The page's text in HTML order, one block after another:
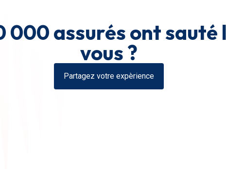
000 assurés ont sauté
vous ?
Partagez votre expèrience